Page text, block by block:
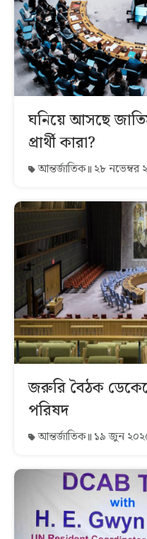
ঘনিয়ে আসছে
প্রার্থী কারা?
আন্তর্জাতিক ২৮ নভেম্বর
জরুরি বৈঠক
পরিষদ
আন্তর্জাতিক ১৯ জুন